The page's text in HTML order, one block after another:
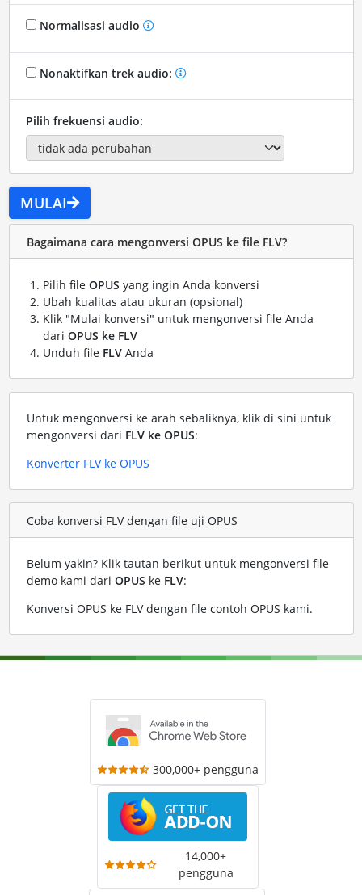
Normalisasi audio
Nonaktifkan trek audio:
Pilih frekuensi audio:
MULAI
Bagaimana cara mengonversi OPUS ke file FLV?
Pilih file OPUS yang ingin Anda konversi
Ubah kualitas atau ukuran (opsional)
Klik "Mulai konversi" untuk mengonversi file Anda
dari OPUS ke FLV
Unduh file FLVAnda
Untuk mengonversi ke arah sebaliknya, klik di sini untuk
mengonversi dari FLV ke OPUS:
Konverter FLV ke OPUS
Coba konversi FLV dengan file uji OPUS
Belum yakin? Klik tautan berikut untuk mengonversi file
demo kami dari OPUS ke FLV:
Konversi OPUS ke FLV dengan file contoh OPUS kami.
300,000+ pengguna
14,000+
pengguna